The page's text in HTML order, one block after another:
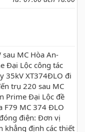
MC Hòa An-
Đại Lộc công tác
35kV XT374ĐLO đi
trụ 220 sau MC
Prime Đại Lộc đề
F79 MC 374 ĐLO
điện: Đơn vị
khẳng định các thiết